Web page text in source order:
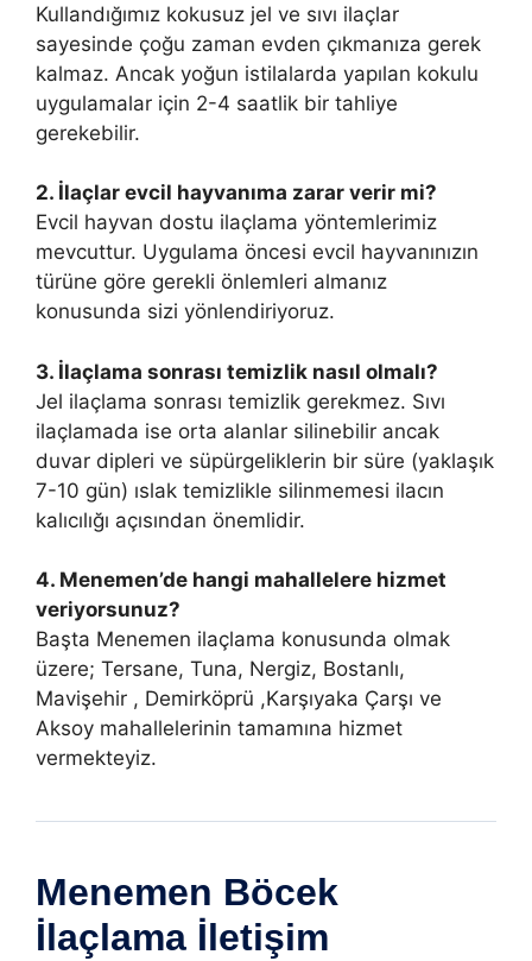
Kullandığımız kokusuz jel ve sıvı ilaçlar
sayesinde çoğu zaman evden çıkmanıza gerek
kalmaz. Ancak yoğun istilalarda yapılan kokulu
uygulamalar için 2-4 saatlik bir tahliye
gerekebilir.
2. İlaçlar evcil hayvanıma zarar verir mi?
Evcil hayvan dostu ilaçlama yöntemlerimiz
mevcuttur. Uygulama öncesi evcil hayvanınızın
türüne göre gerekli önlemleri almanız
konusunda sizi yönlendiriyoruz.
3. İlaçlama sonrası temizlik nasıl olmalı?
Jel ilaçlama sonrası temizlik gerekmez. Sıvı
ilaçlamada ise orta alanlar silinebilir ancak
duvar dipleri ve süpürgeliklerin bir süre (yaklaşık
7-10 gün) ıslak temizlikle silinmemesi ilacın
kalıcılığı açısından önemlidir.
4. Menemen’de hangi mahallelere hizmet
veriyorsunuz?
Başta Menemen ilaçlama konusunda olmak
üzere; Tersane, Tuna, Nergiz, Bostanlı,
Mavişehir , Demirköprü ,Karşıyaka Çarşı ve
Aksoy mahallelerinin tamamına hizmet
vermekteyiz.
Menemen Böcek
İlaçlama İletişim